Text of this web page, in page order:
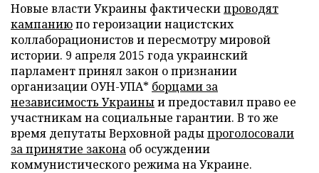
Новые власти Украины фактическипроводят
кампаниюпо героизации нацистских
коллаборационистов и пересмотру мировой
истории. 9 апреля 2015 года украинский
парламент принял закон о признании
организации ОУН-УПА* борцами за
независимость Украиныи предоставил право ее
участникам на социальные гарантии. В то же
время депутаты Верховной радыпроголосовали
за принятие закона об осуждении
коммунистического режима на Украине.